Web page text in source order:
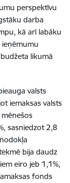
perspektīvu
darba
kā arī labāku
ieņēmumu
likumā
valsts
iemaksas valsts
sasniedzot 2,8
bija daudz
eiro jeb 1,1%,
fonds